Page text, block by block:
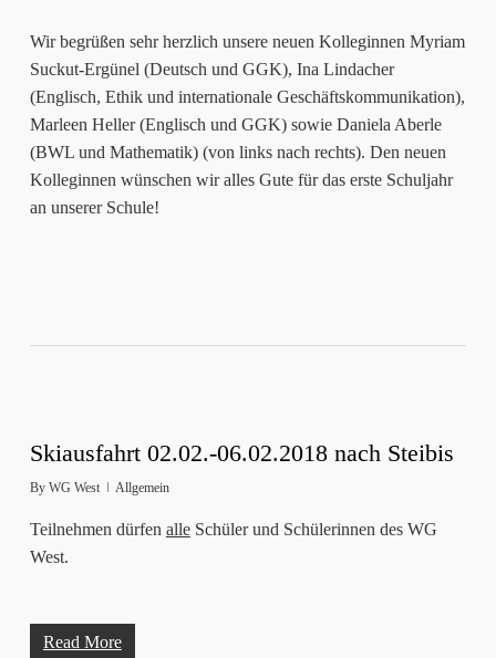
Wir begrüßen sehr herzlich unsere neuen Kolleginnen Myriam
Suckut-Ergünel (Deutsch und GGK), Ina Lindacher
(Englisch, Ethik und internationale Geschäfts­kommunikation),
Marleen Heller (Englisch und GGK) sowie Daniela Aberle
(BWL und Mathematik) (von links nach rechts). Den neuen
Kolleginnen wünschen wir alles Gute für das erste Schuljahr
an unserer Schule!
Skiausfahrt 02.02.-06.02.2018 nach Steibis
By WG West Allgemein
Teilnehmen dürfen alleSchüler und Schülerinnen des WG
West.
Read More